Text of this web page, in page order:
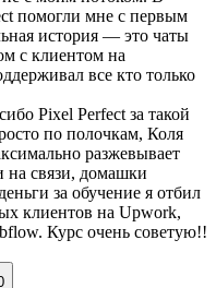
помогли мне с первым
история — это чаты
с клиентом на
все кто только
Pixel Perfect за такой
по полочкам, Коля
разжевывает
связи, домашки
за обучение я отбил
клиентов на Upwork,
Курс очень советую!!